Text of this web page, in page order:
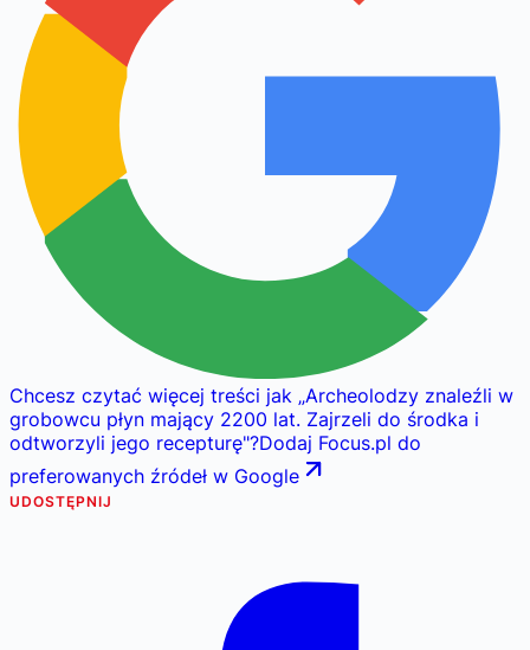
Chcesz czytać więcej treści jak „Archeolodzy znaleźli w
grobowcu płyn mający 2200 lat. Zajrzeli do środka i
odtworzyli jego recepturę"?Dodaj Focus.pl do
preferowanych źródeł w Google
UDOSTĘPNIJ